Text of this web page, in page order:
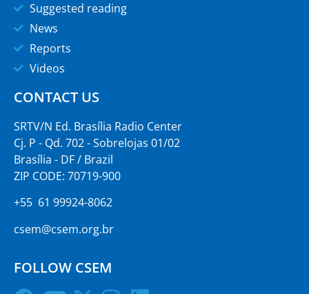
Suggested reading
News
Reports
Videos
CONTACT US
SRTV/N Ed. Brasília Radio Center
Cj. P - Qd. 702 - Sobrelojas 01/02
Brasília - DF / Brazil
ZIP CODE: 70719-900
+55 61 99924-8062
csem@csem.org.br
FOLLOW CSEM